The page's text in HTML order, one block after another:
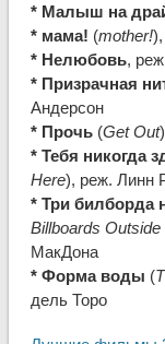
* Малыш на
* мама! (mother!
* Нелюбовь,
* Призрачная
Андерсон
* Прочь(Get Out
* Тебя никогда
Here), реж. Линн
* Три билборда
Billboards
МакДона
* Форма воды (
дель Торо